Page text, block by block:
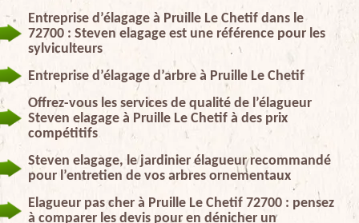
Entreprise d’élagage à Pruille Le Chetif dans le
72700 : Steven elagage est une référence pour les
sylviculteurs
Entreprise d’élagage d’arbre à Pruille Le Chetif
Offrez-vous les services de qualité de l’élagueur
Steven elagage à Pruille Le Chetif à des prix
compétitifs
Steven elagage, le jardinier élagueur recommandé
pour l’entretien de vos arbres ornementaux
Elagueur pas cher à Pruille Le Chetif 72700 : pensez
à comparer les devis pour en dénicher un